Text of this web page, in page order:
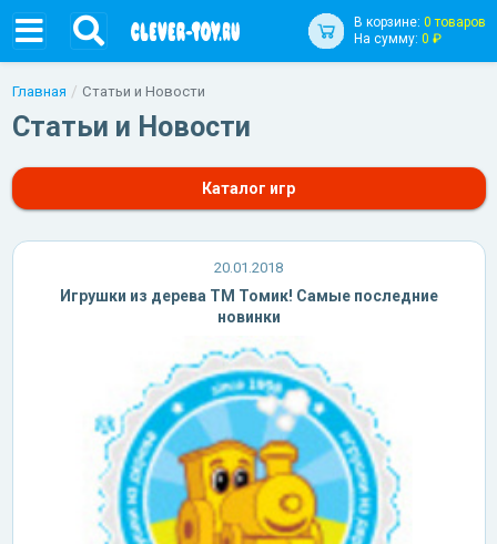
В корзине: 0 товаров
На сумму: 0 ₽
Главная Статьи и Новости
Статьи и Новости
Каталог игр
20.01.2018
Игрушки из дерева ТМ Томик! Самые последние
новинки